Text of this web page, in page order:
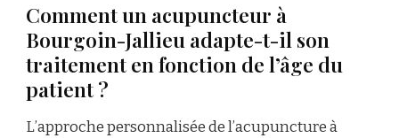
Comment un acupuncteur à
Bourgoin-Jallieu adapte-t-il son
traitement en fonction de l’âge du
patient ?
L’approche personnalisée de l’acupuncture à